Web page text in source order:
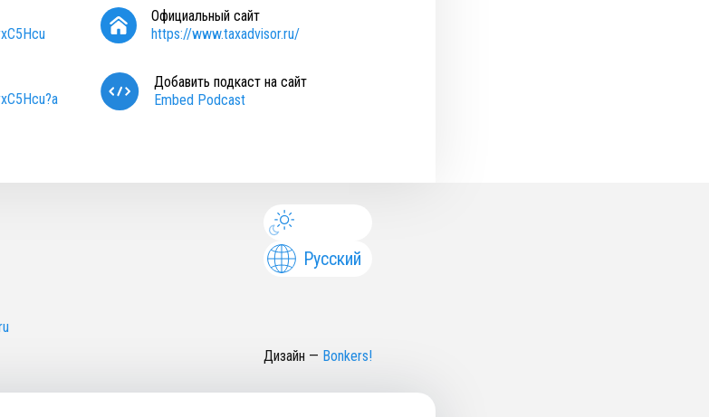
Официальный сайт
https://www.taxadvisor.ru/
Добавить подкаст на сайт
Embed Podcast
Русский
Дизайн — Bonkers!